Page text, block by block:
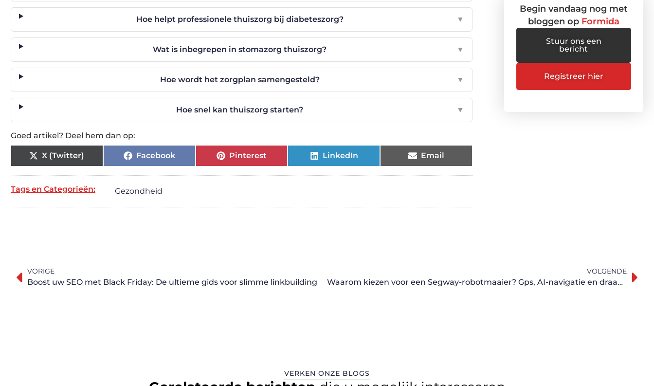
Hoe helpt professionele thuiszorg bij diabeteszorg? ▼
Wat is inbegrepen in stomazorg thuiszorg? ▼
Hoe wordt het zorgplan samengesteld? ▼
Hoe snel kan thuiszorg starten? ▼
Goed artikel? Deel hem dan op:
X (Twitter) Facebook Pinterest LinkedIn Email
Tags en Categorieën: Gezondheid
Begin vandaag nog met
bloggen op Formida
Stuur ons een
bericht
Registreer hier
VORIGE
Boost uw SEO met Black Friday: De ultieme gids voor slimme linkbuilding
VOLGENDE
Waarom kiezen voor een Segway-robotmaaier? Gps, AI-navigatie en draadloos maaien
VERKEN ONZE BLOGS